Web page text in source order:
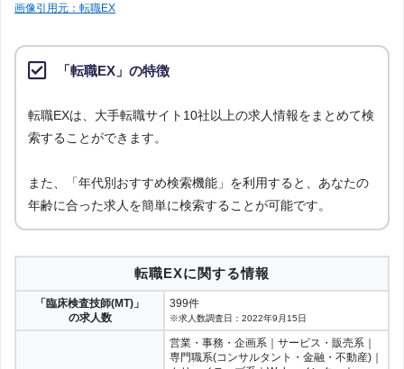
画像引用元：転職EX
「転職EX」の特徴
転職EXは、大手転職サイト10社以上の求人情報をまとめて検
索することができます。
また、「年代別おすすめ検索機能」を利用すると、あなたの
年齢に合った求人を簡単に検索することが可能です。
転職EXに関する情報
「臨床検査技師(MT)」
の求人数
399件
※求人数調査日：2022年9月15日
営業・事務・企画系｜サービス・販売系｜
専門職系(コンサルタント・金融・不動産)｜